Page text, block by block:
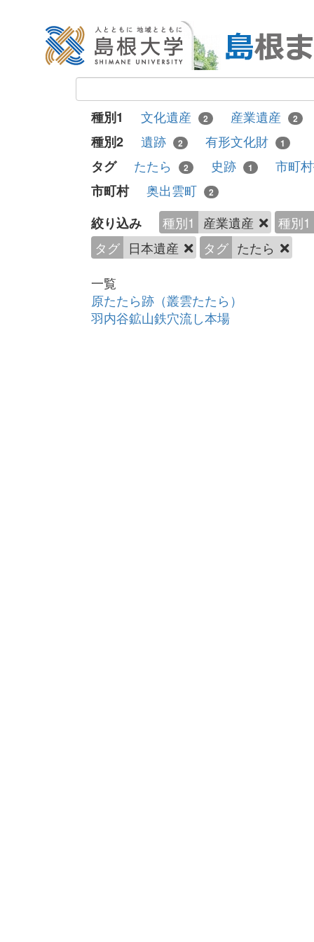
種別1 文化遺産 2 産業遺産 2
種別2 遺跡 2 有形文化財 1
タグ たたら 2 史跡 1
市町
市町村
奥出雲町 2
絞り込み 種別1 産業遺産
種別1
タグ 日本遺産 タグ たたら
一覧
原たたら跡（叢雲たたら）
羽内谷鉱山鉄穴流し本場